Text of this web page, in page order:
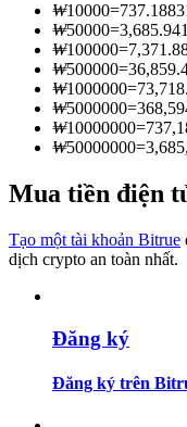
Thông tin
Hướng dẫn
₩10000=
₩50000=
₩100000=
₩500000=
₩1000000=
₩5000000=
₩10000000=
₩50000000=
Mua tiền điện
Tạo một tài khoản Bitrue
dịch crypto an toàn nhất.
Đăng ký
Đăng ký trên